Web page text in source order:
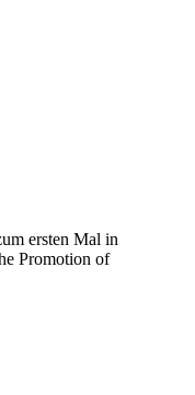
ersten Mal in
Promotion of